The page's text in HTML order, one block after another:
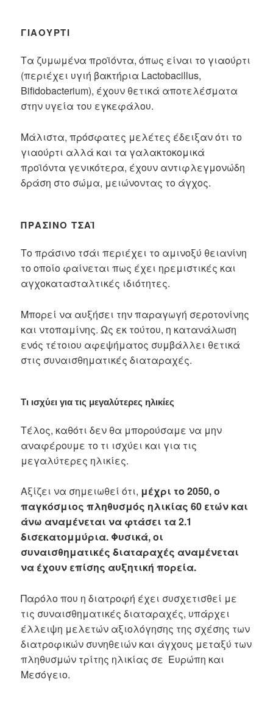
ΓΙΑΟΎΡΤΙ
Τα ζυμωμένα προϊόντα, όπως είναι το γιαούρτι
(περιέχει υγιή βακτήρια Lactobacillus,
Bifidobacterium), έχουν θετικά αποτελέσματα
στην υγεία του εγκεφάλου.
Μάλιστα, πρόσφατες μελέτες έδειξαν ότι το
γιαούρτι αλλά και τα γαλακτοκομικά
προϊόντα γενικότερα, έχουν αντιφλεγμονώδη
δράση στο σώμα, μειώνοντας το άγχος.
ΠΡΆΣΙΝΟ ΤΣΆΙ
Το πράσινο τσάι περιέχει το αμινοξύ θειανίνη
το οποίο φαίνεται πως έχει ηρεμιστικές και
αγχοκατασταλτικές ιδιότητες.
Μπορεί να αυξήσει την παραγωγή σεροτονίνης
και ντοπαμίνης. Ως εκ τούτου, η κατανάλωση
ενός τέτοιου αφεψήματος συμβάλλει θετικά
στις συναισθηματικές διαταραχές.
Τι ισχύει για τις μεγαλύτερες ηλικίες
Τέλος, καθότι δεν θα μπορούσαμε να μην
αναφέρουμε το τι ισχύει και για τις
μεγαλύτερες ηλικίες.
Αξίζει να σημειωθεί ότι, μέχρι το 2050, ο
παγκόσμιος πληθυσμός ηλικίας 60 ετών και
άνω αναμένεται να φτάσει τα 2.1
δισεκατομμύρια. Φυσικά, οι
συναισθηματικές διαταραχές αναμένεται
να έχουν επίσης αυξητική πορεία.
Παρόλο που η διατροφή έχει συσχετισθεί με
τις συναισθηματικές διαταραχές, υπάρχει
έλλειψη μελετών αξιολόγησης της σχέσης των
διατροφικών συνηθειών και άγχους μεταξύ των
πληθυσμών τρίτης ηλικίας σε Ευρώπη και
Μεσόγειο.